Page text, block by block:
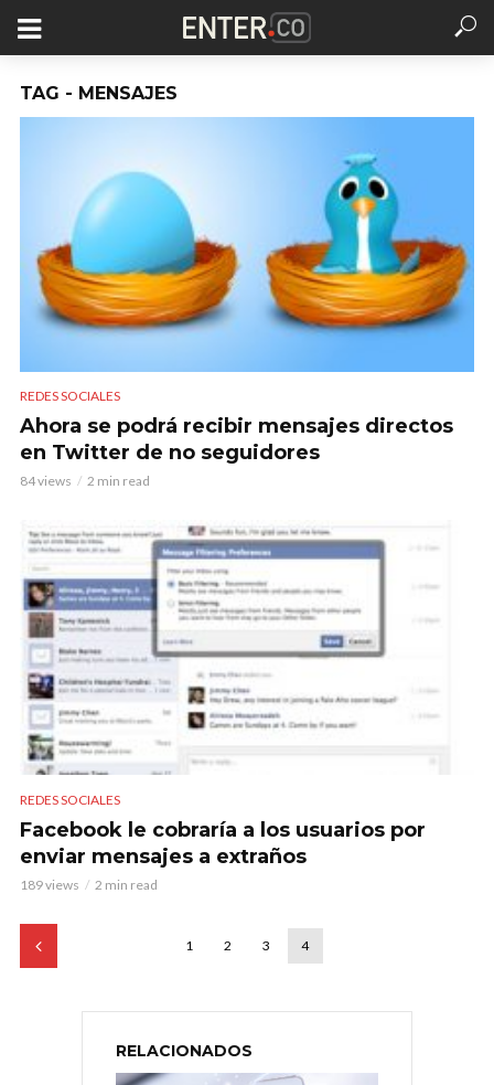
TAG - MENSAJES
REDES SOCIALES
Ahora se podrá recibir mensajes directos
en Twitter de no seguidores
84 views 2 min read
REDES SOCIALES
Facebook le cobraría a los usuarios por
enviar mensajes a extraños
189 views 2 min read
1 2 3 4
RELACIONADOS